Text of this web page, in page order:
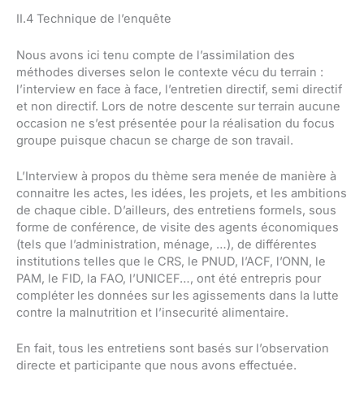
II.4 Technique de l’enquête
Nous avons ici tenu compte de l’assimilation des
méthodes diverses selon le contexte vécu du terrain :
l’interview en face à face, l’entretien directif, semi directif
et non directif. Lors de notre descente sur terrain aucune
occasion ne s’est présentée pour la réalisation du focus
groupe puisque chacun se charge de son travail.
L’Interview à propos du thème sera menée de manière à
connaitre les actes, les idées, les projets, et les ambitions
de chaque cible. D’ailleurs, des entretiens formels, sous
forme de conférence, de visite des agents économiques
(tels que l’administration, ménage, …), de différentes
institutions telles que le CRS, le PNUD, l’ACF, l’ONN, le
PAM, le FID, la FAO, l’UNICEF…, ont été entrepris pour
compléter les données sur les agissements dans la lutte
contre la malnutrition et l’insecurité alimentaire.
En fait, tous les entretiens sont basés sur l’observation
directe et participante que nous avons effectuée.